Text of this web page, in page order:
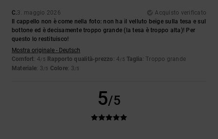
C.3. maggio 2026
Acquisto verificato
Il cappello non è come nella foto: non ha il velluto beige sulla tesa e sul
bottone ed è decisamente troppo grande (la tesa è troppo alta)! Per
questo lo restituisco!
Mostra originale - Deutsch
Comfort: 4/5 Rapporto qualità-prezzo : 4/5 Taglia: Troppo grande
Materiale: 3/5 Colore: 3/5
5/5